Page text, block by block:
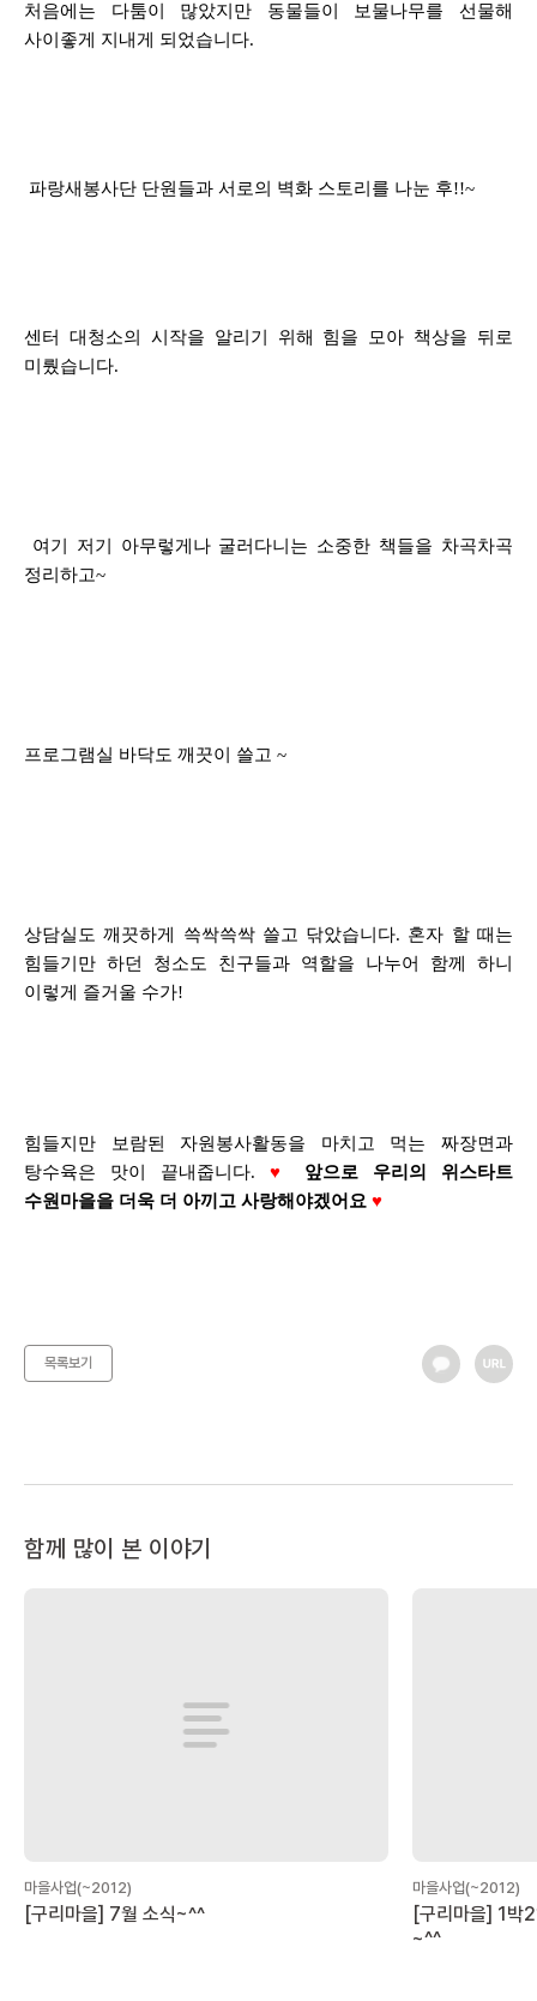
처음에는 다툼이 많았지만 동물들이 보물나무를 선물해
사이좋게 지내게 되었습니다.
파랑새봉사단 단원들과 서로의 벽화 스토리를 나눈 후!!~
센터 대청소의 시작을 알리기 위해 힘을 모아 책상을 뒤로
미뤘습니다.
여기 저기 아무렇게나 굴러다니는 소중한 책들을 차곡차곡
정리하고~
프로그램실 바닥도 깨끗이 쓸고 ~
상담실도 깨끗하게 쓱싹쓱싹 쓸고 닦았습니다. 혼자 할 때는
힘들기만 하던 청소도 친구들과 역할을 나누어 함께 하니
이렇게 즐거울 수가!
힘들지만 보람된 자원봉사활동을 마치고 먹는 짜장면과
탕수육은 맛이 끝내줍니다. ♥
앞으로 우리의 위스타트
수원마을을 더욱 더 아끼고 사랑해야겠어요 ♥
목록보기
함께 많이 본 이야기
마을사업(~2012)
[구리마을] 7월 소식~^^
마을사업(~2012)
[구리마을] 1박
~^^